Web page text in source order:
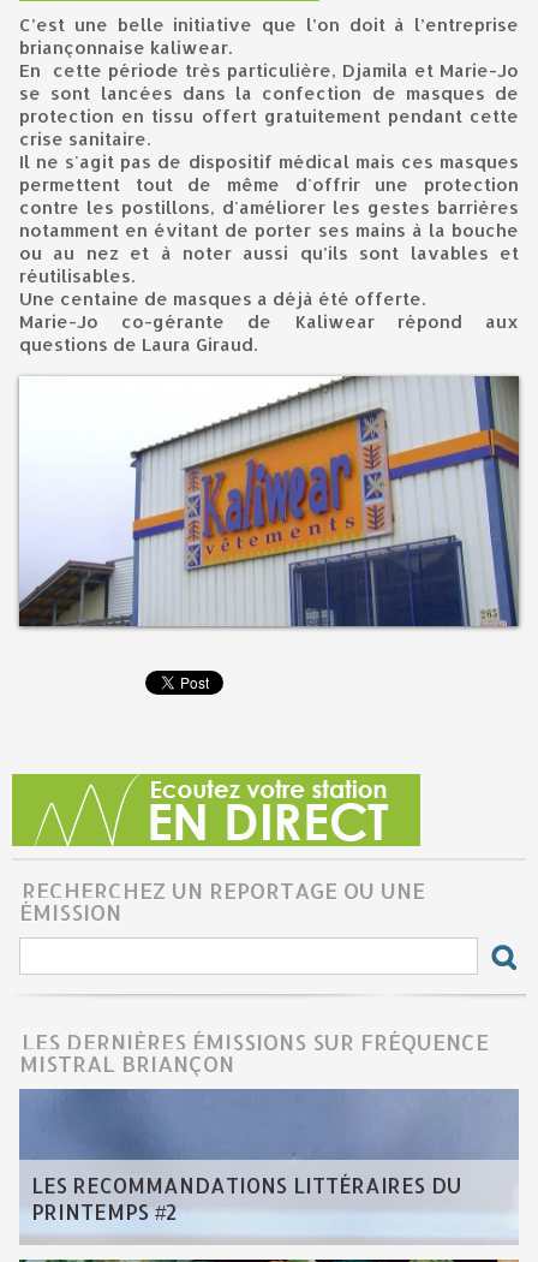
C’est une belle initiative que l’on doit à l’entreprise
briançonnaise kaliwear.
En cette période très particulière, Djamila et Marie-Jo
se sont lancées dans la confection de masques de
protection en tissu offert gratuitement pendant cette
crise sanitaire.
Il ne s'agit pas de dispositif médical mais ces masques
permettent tout de même d'offrir une protection
contre les postillons, d'améliorer les gestes barrières
notamment en évitant de porter ses mains à la bouche
ou au nez et à noter aussi qu’ils sont lavables et
réutilisables.
Une centaine de masques a déjà été offerte.
Marie-Jo co-gérante de Kaliwear répond aux
questions de Laura Giraud.
RECHERCHEZ UN REPORTAGE OU UNE
ÉMISSION
LES DERNIÈRES ÉMISSIONS SUR FRÉQUENCE
MISTRAL BRIANÇON
LES RECOMMANDATIONS LITTÉRAIRES DU
PRINTEMPS #2